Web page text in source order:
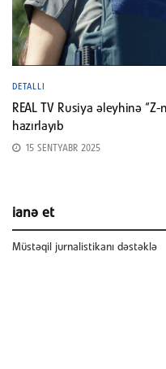
DETALLI
REAL TV Rusiya əleyhinə
hazırlayıb
15 SENTYABR 2025
ianə et
Müstəqil jurnalistikanı dəstəklə